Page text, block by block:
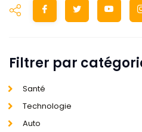
Filtrer par
Santé
Technologie
Auto